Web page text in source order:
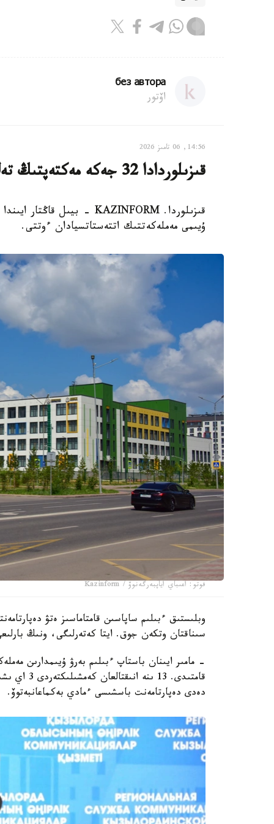
без автора
اۆتور
14:56, 06 تامىز 2026
قىزىلوردادا 32 جەكە مەكتەپتىڭ تەڭ جارتىسى جابىلىپ قالدى
ۇيىمى مەملەكەتتىك اتتەستاتسيادان ءوتتى.
فوتو: اعىباي اياپبەرگەنوۆ / Kazinform
سىناقتان وتكەن جوق. ايتا كەتەرلىگى، ونىڭ
قامتىدى.
دەدى دەپارتامەنت باسشىسى ءمادي بەكماعانبەتوۆ.